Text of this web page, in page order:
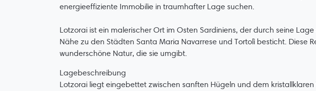
energieeffiziente Immobilie in traumhafter Lage suchen.
Lotzorai ist ein malerischer Ort im Osten Sardiniens, der durch seine
Nähe zu den Städten Santa Maria Navarrese und Tortolì besticht. Diese
wunderschöne Natur, die sie umgibt.
Lagebeschreibung
Lotzorai liegt eingebettet zwischen sanften Hügeln und dem kristallklaren